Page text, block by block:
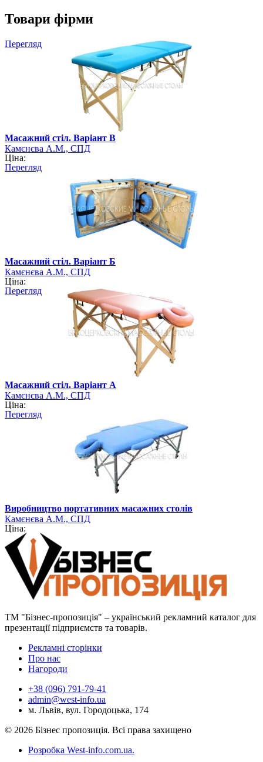
Товари фірми
Перегляд
Масажний стіл. Варіант В
Камєнєва А.М., СПД
Ціна:
Перегляд
Масажний стіл. Варіант Б
Камєнєва А.М., СПД
Ціна:
Перегляд
Масажний стіл. Варіант А
Камєнєва А.М., СПД
Ціна:
Перегляд
Виробництво портативних масажних столів
Камєнєва А.М., СПД
Ціна:
ТМ "Бізнес-пропозиція" – український рекламний каталог для
презентації підприємств та товарів.
Рекламні сторінки
Про нас
Нагороди
+38 (096) 791-79-41
admin@west-info.ua
м. Львів, вул. Городоцька, 174
© 2026 Бізнес пропозиція. Всі права захищено
Розробка West-info.com.ua.